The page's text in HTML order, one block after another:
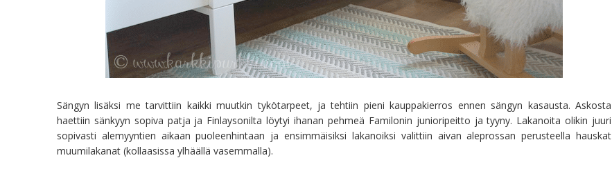
Sängyn lisäksi me tarvittiin kaikki muutkin tykötarpeet, ja tehtiin pieni kauppakierros ennen sängyn kasausta. Askosta
haettiin sänkyyn sopiva patja ja Finlaysonilta löytyi ihanan pehmeä Familonin junioripeitto ja tyyny. Lakanoita olikin juuri
sopivasti alemyyntien aikaan puoleenhintaan ja ensimmäisiksi lakanoiksi valittiin aivan aleprossan perusteella hauskat
muumilakanat (kollaasissa ylhäällä vasemmalla).